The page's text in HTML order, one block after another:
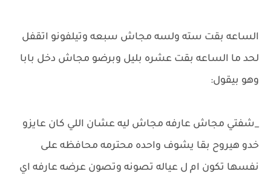
الساعه بقت سته ولسه مجاش سبعه وتيلفونو اتقفل
لحد ما الساعه بقت عشره بليل وبرضو مجاش دخل بابا
وهو بيقول:
_شفتي مجاش عارفه مجاش ليه عشان اللي كان عايزو
خدو هيروح بقا يشوف واحده محترمه محافظه على
نفسها تكون ام ل عياله تصونه وتصون عرضه عارفه اي